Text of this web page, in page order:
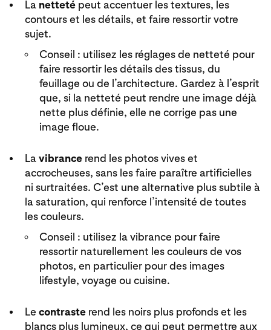
La nettetépeut accentuer les textures, les
contours et les détails, et faire ressortir votre
sujet.
Conseil : utilisez les réglages de netteté pour
faire ressortir les détails des tissus, du
feuillage ou de l’architecture. Gardez à l’esprit
que, si la netteté peut rendre une image déjà
nette plus définie, elle ne corrige pas une
image floue.
Lavibrancerend les photos vives et
accrocheuses, sans les faire paraître artificielles
ni surtraitées. C’est une alternative plus subtile à
la saturation, qui renforce l’intensité de toutes
les couleurs.
Conseil : utilisez la vibrance pour faire
ressortir naturellement les couleurs de vos
photos, en particulier pour des images
lifestyle, voyage ou cuisine.
Le contrasterend les noirs plus profonds et les
blancs plus lumineux, ce qui peut permettre aux